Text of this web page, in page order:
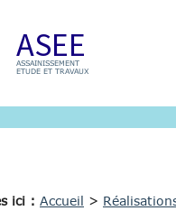
ASEE
ASSAINISSEMENT
ETUDE ET TRAVAUX
ici : Accueil >